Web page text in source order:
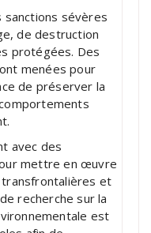
sanctions sévères
de destruction
protégées. Des
menées pour
de préserver la
avec des
mettre en œuvre
et
recherche sur la
est